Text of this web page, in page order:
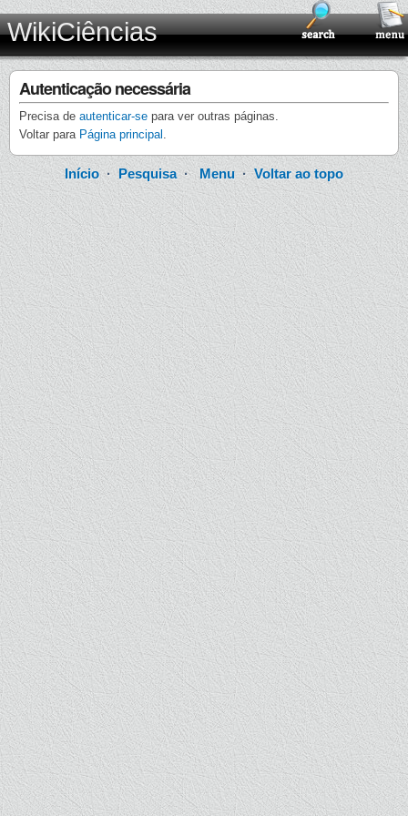
WikiCiências
Autenticação necessária
Precisa de autenticar-se para ver outras páginas.
Voltar para Página principal .
Início · Pesquisa·Menu ·Voltar ao topo